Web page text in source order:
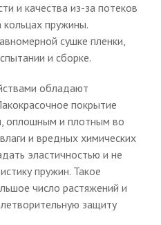
и качества из-за потеков
пружины.
сушке пленки,
и сборке.
обладают
покрытие
оплошным и плотным во
и вредных химических
эластичностью и не
пружин. Такое
число растяжений и
защиту